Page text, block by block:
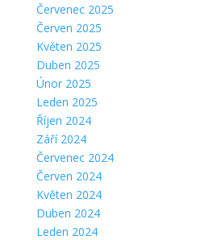
Červenec 2025
Červen 2025
Květen 2025
Duben 2025
Únor 2025
Leden 2025
Říjen 2024
Září 2024
Červenec 2024
Červen 2024
Květen 2024
Duben 2024
Leden 2024